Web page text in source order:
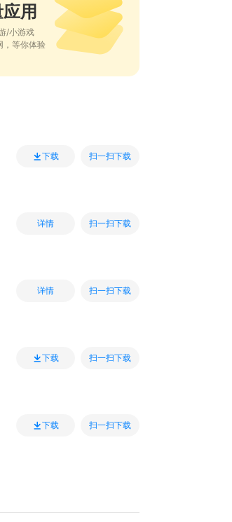
用
/小游戏
，等你体验
下载 扫一扫下载
详情 扫一扫下载
详情 扫一扫下载
下载 扫一扫下载
下载 扫一扫下载